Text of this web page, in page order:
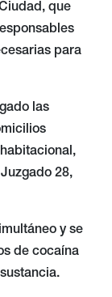
que
para
las
28,
y se
de cocaína